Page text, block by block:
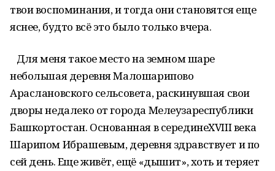
твои воспоминания, и тогда они становятся еще
яснее, будто всё это было только вчера.
Для меня такое место на земном шаре
небольшая деревня Малошарипово
Араслановского сельсовета, раскинувшая свои
дворы недалеко от города Мелеузареспублики
Башкортостан. Основанная в серединеXVIII века
Шарипом Ибрашевым, деревня здравствует и по
сей день. Еще живёт, ещё «дышит», хоть и теряет